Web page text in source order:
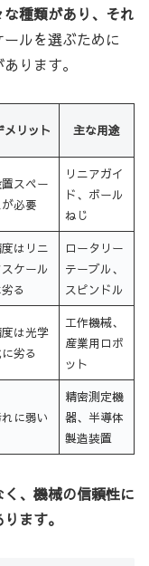
種類があり、それ
ルを選ぶために
ります。
メリット 主な用途
スペー
が必要
リニアガイ
ド、ボール
ねじ
はリニ
ケール
る
ロータリー
テーブル、
スピンドル
度は光学
劣る
工作機械、
産業用ロボ
ット
に弱い
精密測定機
器、半導体
製造装置
、機械の信頼性に
ます。